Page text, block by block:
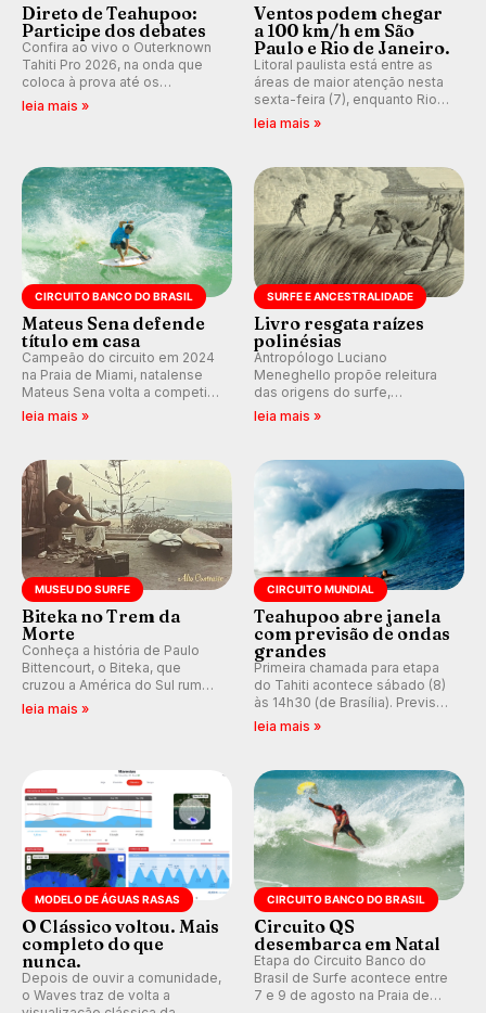
Direto de Teahupoo:
Participe dos debates
Confira ao vivo o Outerknown
Tahiti Pro 2026, na onda que
coloca à prova até os
melhores surfistas do mundo.
etapas da WSL.
leia mais »
Ventos podem chegar
a 100 km/h em São
Paulo e Rio de Janeiro.
Litoral paulista está entre as
áreas de maior atenção nesta
sexta-feira (7), enquanto Rio
de Janeiro também recebe
km/h em Itanhaém.
leia mais »
CIRCUITO BANCO DO BRASIL
Mateus Sena defende
título em casa
Campeão do circuito em 2024
na Praia de Miami, natalense
Mateus Sena volta a competir
em casa em busca de manter a
leia mais »
SURFE E ANCESTRALIDADE
Livro resgata raízes
polinésias
Antropólogo Luciano
Meneghello propõe releitura
das origens do surfe,
resgatando a cultura polinésia
prática em esporte e indústria.
leia mais »
MUSEU DO SURFE
Biteka no Trem da
Morte
Conheça a história de Paulo
Bittencourt, o Biteka, que
cruzou a América do Sul rumo
ao Pacífico em uma jornada
leia mais »
CIRCUITO MUNDIAL
Teahupoo abre janela
com previsão de ondas
grandes
Primeira chamada para etapa
do Tahiti acontece sábado (8)
às 14h30 (de Brasília). Previsão
indica swell consistente.
Kelly Slater convidado.
leia mais »
MODELO DE ÁGUAS RASAS
O Clássico voltou. Mais
completo do que
nunca.
Depois de ouvir a comunidade,
o Waves traz de volta a
CIRCUITO BANCO DO BRASIL
Circuito QS
desembarca em Natal
Etapa do Circuito Banco do
Brasil de Surfe acontece entre
7 e 9 de agosto na Praia de